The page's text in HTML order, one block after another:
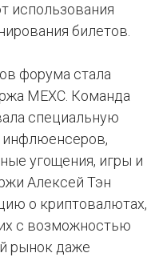
использования
билетов.
форума стала
MEXC. Команда
специальную
инфлюенсеров,
угощения, игры и
Алексей Тэн
о криптовалютах,
с возможностью
рынок даже